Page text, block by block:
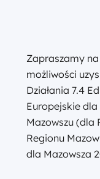
Zapraszamy
możliwości
Działania 7.4
Europejskie
Mazowszu (dla
Regionu
dla Mazowsza